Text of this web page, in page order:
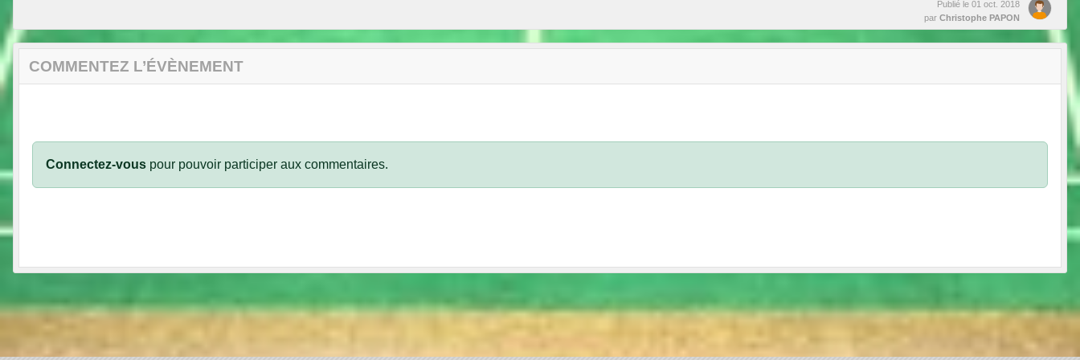
Publié le 01 oct. 2018
par Christophe PAPON
COMMENTEZ L’ÉVÈNEMENT
Connectez-vous pour pouvoir participer aux commentaires.